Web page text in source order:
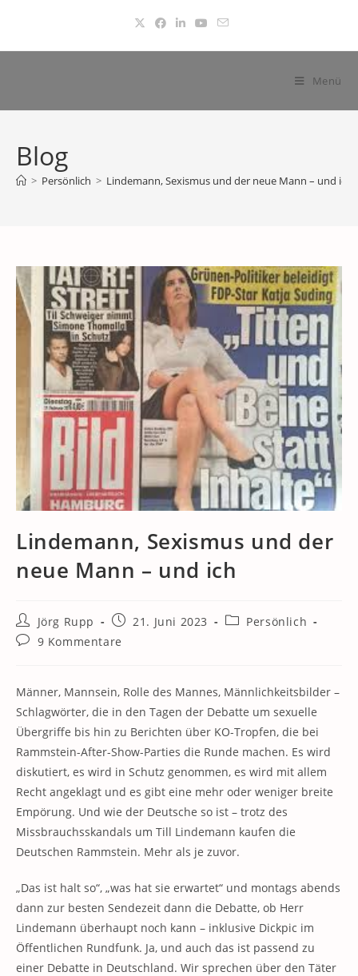
springen
Menü
Blog
> Persönlich > Lindemann, Sexismus und der neue Mann – und ich
Lindemann, Sexismus und der
neue Mann – und ich
Beitrags-
Autor:
Jörg Rupp
Beitrag21. Juni 2023
Beitrags-
Persönlich
Beitrags-
9 Kommentare
Männer, Mannsein, Rolle des Mannes, Männlichkeitsbilder –
Schlagwörter, die in den Tagen der Debatte um sexuelle
Übergriffe bis hin zu Berichten über KO-Tropfen, die bei
Rammstein-After-Show-Parties die Runde machen. Es wird
diskutiert, es wird in Schutz genommen, es wird mit allem
Recht angeklagt und es gibt eine mehr oder weniger breite
Empörung. Und wie der Deutsche so ist – trotz des
Missbrauchsskandals um Till Lindemann kaufen die
Deutschen Rammstein. Mehr als je zuvor.
„Das ist halt so“, „was hat sie erwartet“ und montags abends
dann zur besten Sendezeit dann die Debatte, ob Herr
Lindemann überhaupt noch kann – inklusive Dickpic im
Öffentlichen Rundfunk. Ja, und auch das ist passend zu
einer Debatte in Deutschland. Wir sprechen über den Täter